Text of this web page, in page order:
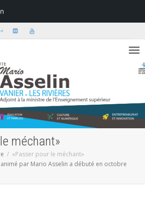
Activer/
méchant»
«Passer pour le méchant»
par Mario Asselin a débuté en octobre